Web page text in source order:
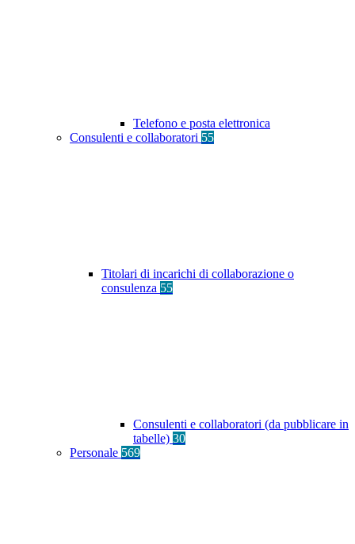
Telefono e posta elettronica
Consulenti e collaboratori 55
Titolari di incarichi di collaborazione o
consulenza 55
Consulenti e collaboratori (da pubblicare in
tabelle) 30
Personale 569